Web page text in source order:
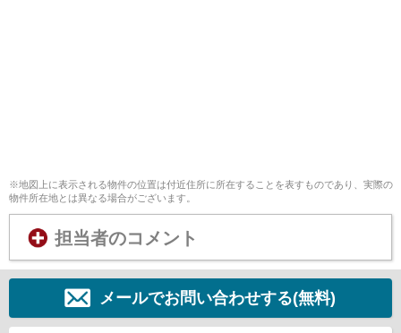
※地図上に表示される物件の位置は付近住所に所在することを表すものであり、実際の
物件所在地とは異なる場合がございます。
担当者のコメント
メールでお問い合わせする(無料)